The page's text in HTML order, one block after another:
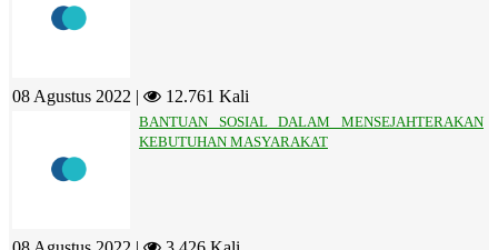
08 Agustus 2022 | 12.761 Kali
BANTUAN SOSIAL DALAM MENSEJAHTERAKAN
KEBUTUHAN MASYARAKAT